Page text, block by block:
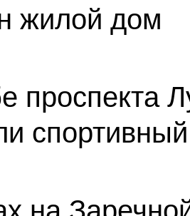
жилой дом
проспекта